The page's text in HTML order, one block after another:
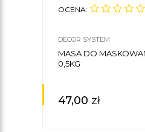
OCENA:
DECOR SYSTEM
MASA DO
0,5KG
47,00 zł